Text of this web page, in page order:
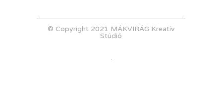
© Copyright 2021 MÁKVIRÁG Kreatív
Stúdió
.